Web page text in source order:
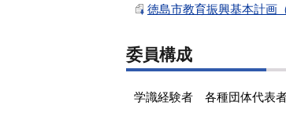
徳島市教育振興基本計画
委員構成
学識経験者 各種団体代表